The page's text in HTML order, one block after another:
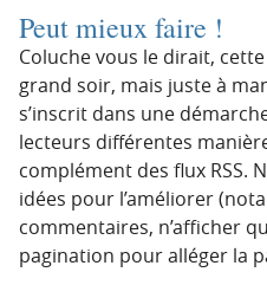
Peut mieux faire !
Coluche vous le dirait,
grand soir, mais juste à
s’inscrit dans une
lecteurs différentes
complément des flux RSS.
idées pour l’améliorer
commentaires, n’afficher
pagination pour alléger la